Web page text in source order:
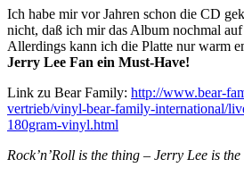
Ich habe mir vor Jahren schon die CD
nicht, daß ich mir das Album nochmal
Allerdings kann ich die Platte nur warm
Jerry Lee Fan ein Must-Have!
Link zu Bear Family: http://www.bear-
vertrieb/vinyl-bear-family-international/
180gram-vinyl.html
Rock’n’Roll is the thing – Jerry Lee is